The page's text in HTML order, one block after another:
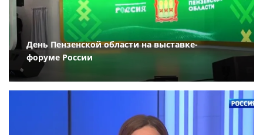
День Пензенской области на выставке-
форуме России